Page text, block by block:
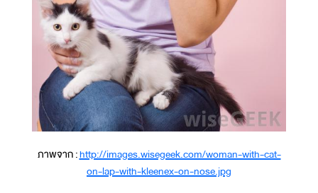
ภาพจาก :http://images.wisegeek.com/woman-with-cat-
on-lap-with-kleenex-on-nose.jpg